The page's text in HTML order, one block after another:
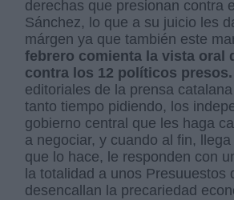
derechas que presionan contra
Sánchez, lo que a su juicio les
márgen ya que también este
febrero comienta la vista oral
contra los 12 políticos
editoriales de la prensa
tanto tiempo pidiendo, los
gobierno central que les haga
a negociar, y cuando al fin,
que lo hace, le responden con
la totalidad a unos Presuuestos
desencallan la precariedad